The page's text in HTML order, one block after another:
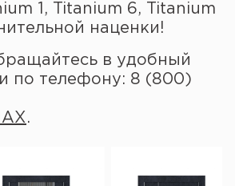
1, Titanium 6, Titanium
наценки!
в удобный
по телефону: 8 (800)
.